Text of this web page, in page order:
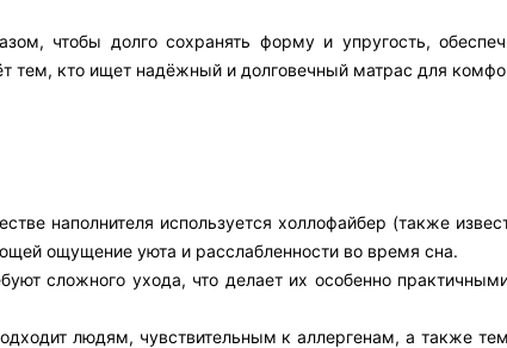
чтобы долго сохранять форму и упругость,
тем, кто ищет надёжный и долговечный матрас для
наполнителя используется холлофайбер (также
ощущение уюта и расслабленности во время сна.
сложного ухода, что делает их особенно
людям, чувствительным к аллергенам, а также